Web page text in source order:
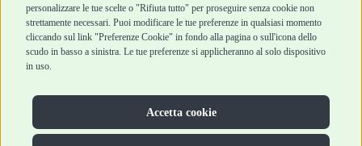
personalizzare le tue scelte o "Rifiuta tutto" per proseguire senza cookie non
strettamente necessari. Puoi modificare le tue preferenze in qualsiasi momento
cliccando sul link "Preferenze Cookie" in fondo alla pagina o sull'icona dello
scudo in basso a sinistra. Le tue preferenze si applicheranno al solo dispositivo
in uso.
Accetta cookie
Robinson Pet Shop S.r.l.
Via V. Giovanni Schiaparelli, 21 – 47122 Forlì (FC)
P.iva 04095130409 | REA: FO 329541
info@robinsonpetshop.it | Tel. 0543 096850
Copyright © 2025 Robinsonpetshop.it s.r.l. – Tutti i diritti
Privacy Policy|Cookie Policy